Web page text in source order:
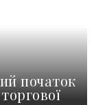
початок